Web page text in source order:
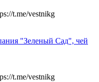
t.me/vestnikg
"Зеленый Сад", чей
t.me/vestnikg